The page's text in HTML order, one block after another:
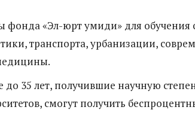
фонда «Эл-юрт умиди» для обучения
транспорта, урбанизации,
35 лет, получившие научную
смогут получить